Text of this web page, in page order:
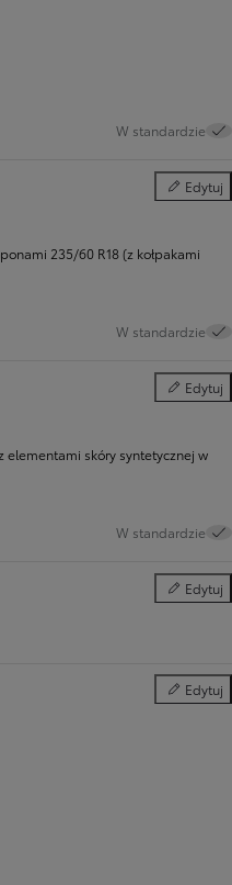
W standardzie
Edytuj
Koła
235/60 R18 (z kołpakami
W standardzie
Edytuj
Tapicerka
elementami skóry syntetycznej w
W standardzie
Edytuj
Pakiety i
Edytuj
Opcje